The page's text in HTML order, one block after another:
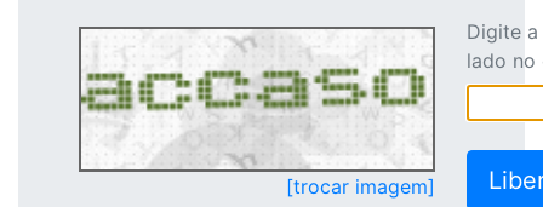
[trocar imagem]
Digite
lado no